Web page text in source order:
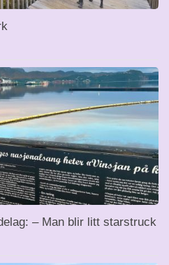
– Man blir litt starstruck